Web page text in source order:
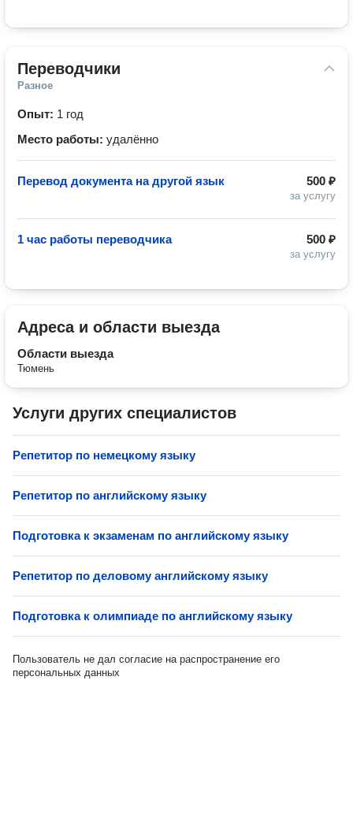
Переводчики
Разное
Опыт: 1 год
Место работы: удалённо
500 ₽
за услугу
Перевод документа на другой язык
500 ₽
за услугу
1 час работы переводчика
Адреса и области выезда
Области выезда
Тюмень
Услуги других специалистов
Репетитор по немецкому языку
Репетитор по английскому языку
Подготовка к экзаменам по английскому языку
Репетитор по деловому английскому языку
Подготовка к олимпиаде по английскому языку
Пользователь не дал согласие на распространение его
персональных данных